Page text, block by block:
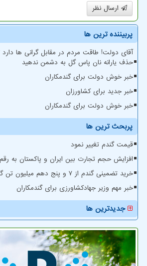
ارسال نظر
پربیننده ترین ها
آقای دولت! طاقت مردم در مقابل گرانی ها
حذف یارانه نان پاس گل به دشمن ندهید
خبر خوش دولت برای گندمکاران
خبر جدید برای کشاورزان
خبر خوش دولت برای گندمکاران
پربحث ترین ها
قیمت گندم تغییر نمود
افزایش حجم تجارت بین ایران و پاکستان به رقم 10 میلیارد دلار
خرید تضمینی گندم از ۷ و پنج دهم میلیون تن گذشت
خبر مهم وزیر جهادکشاورزی برای گندمکاران
جدیدترین ها